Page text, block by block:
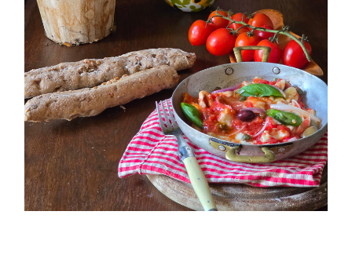
PETTI DI POLLO ALLA PIZZAIOLA